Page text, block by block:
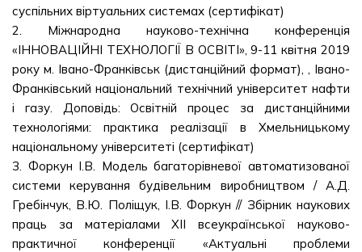
суспільних віртуальних системах (сертифікат)
2. Міжнародна науково-технічна конференція
«ІННОВАЦІЙНІ ТЕХНОЛОГІЇ В ОСВІТІ», 9-11 квітня 2019
року м. Івано-Франківськ (дистанційний формат), , Івано-
Франківський національний технічний університет нафти
і газу. Доповідь: Освітній процес за дистанційними
технологіями: практика реалізації в Хмельницькому
національному університеті (сертифікат)
3. Форкун І.В. Модель багаторівневої автоматизованої
системи керування будівельним виробництвом / А.Д.
Гребінчук, В.Ю. Поліщук, І.В. Форкун // Збірник наукових
праць за матеріалами XII всеукраїнської науково-
практичної конференції «Актуальні проблеми